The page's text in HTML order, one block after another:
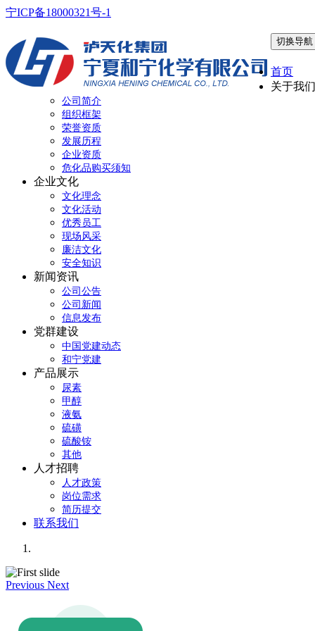
宁ICP备18000321号-1
切换导航
首页
关于我们
公司简介
组织框架
荣誉资质
发展历程
企业资质
危化品购买须知
企业文化
文化理念
文化活动
优秀员工
现场风采
廉洁文化
安全知识
新闻资讯
公司公告
公司新闻
信息发布
党群建设
中国党建动态
和宁党建
产品展示
尿素
甲醇
液氨
硫磺
硫酸铵
其他
人才招聘
人才政策
岗位需求
简历提交
联系我们
Previous Next